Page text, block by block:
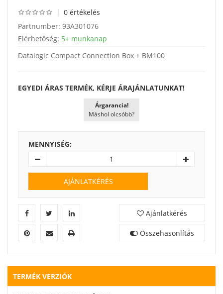
0 értékelés
Partnumber: 93A301076
Elérhetőség: 5+ munkanap
Datalogic Compact Connection Box + BM100
EGYEDI ÁRAS TERMÉK, KÉRJE ÁRAJÁNLATUNKAT!
Árgarancia!
Máshol olcsóbb?
MENNYISÉG:
AJÁNLATKÉRÉS
Ajánlatkérés
Összehasonlítás
TERMÉK VERZIÓK